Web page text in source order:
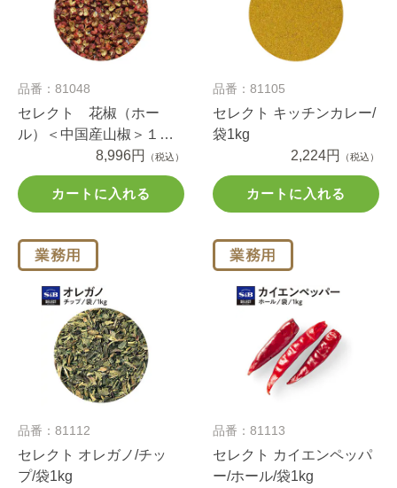
品番：81048
セレクト 花椒（ホー
ル）＜中国産山椒＞１ｋ
8,996円 （税込）
カートに入れる
品番：81105
セレクト キッチンカレー/
袋1kg
2,224円
（税込）
カートに入れる
品番：81112
セレクト オレガノ/チッ
プ/袋1kg
品番：81113
セレクト カイエンペッパ
ー/ホール/袋1kg